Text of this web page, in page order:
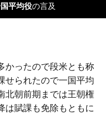
平均役の言及
かったので段米とも称
せられたので一国平均
北朝前期までは王朝権
は賦課も免除もともに